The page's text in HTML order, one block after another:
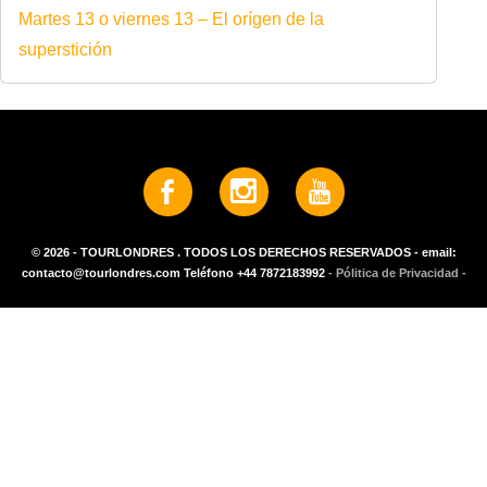
Martes 13 o viernes 13 – El orígen de la
superstición
© 2026 - TOURLONDRES . TODOS LOS DERECHOS RESERVADOS - email:
contacto@tourlondres.com Teléfono +44 7872183992 - Pólitica de Privacidad -